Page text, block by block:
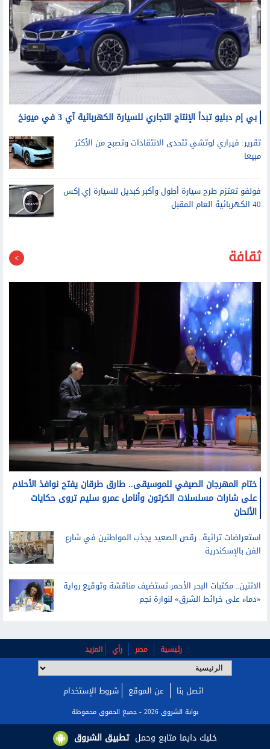
خليك دايما متابع وحمل تطبيق الشروق
بي إم دبليو تبدأ الإنتاج التجاري للسيارة الكهربائية آي 3 في ميونخ
تقرير: فيراري لوتشي تتحدى الانتقادات وتصبح من الأكثر
مبيعا
فولفو تعتزم طرح سيارة أطول وأكبر كبديل للسيارة إي.إكس
40 الكهربائية العام المقبل
ثقافة
ختام المهرجان الصيفي للموسيقى.. طارق طرقان يفتح نوافذ الأحلام
على شارات مسلسلات الكرتون وأنامل عمرو سليم تروى حكايات
الألحان
استعراضات تراثية.. رقص الصعيد يجذب المواطنين في شارع
الفن بالإسكندرية
الاثنين.. مكتبات البحر الأحمر تستضيف مناقشة وتوقيع رواية
«دماء على خرائط الشرق» لنوارة نجم
رئيسية مصر رأي المزيد
اتصل بنا عن الموقع شروط الإستخدام
بوابة الشروق 2026 - جميع الحقوق محفوظة